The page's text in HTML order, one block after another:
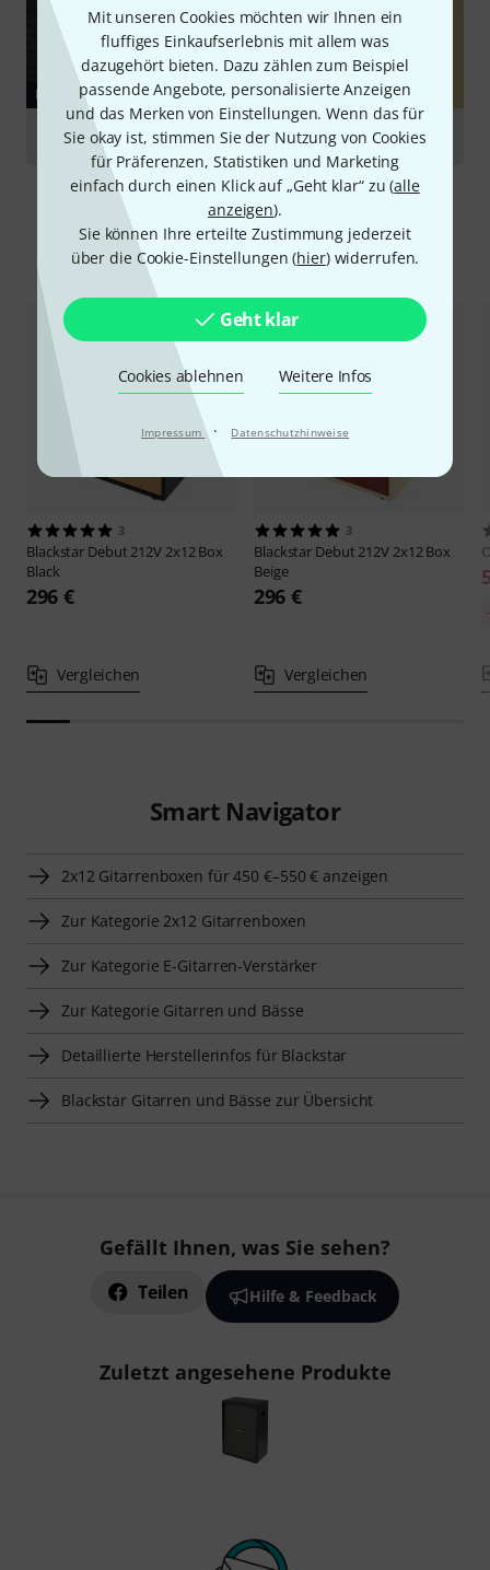
Mit unseren Cookies möchten wir Ihnen ein
fluffiges Einkaufserlebnis mit allem was
dazugehört bieten. Dazu zählen zum Beispiel
passende Angebote, personalisierte Anzeigen
und das Merken von Einstellungen. Wenn das für
Sie okay ist, stimmen Sie der Nutzung von Cookies
für Präferenzen, Statistiken und Marketing
einfach durch einen Klick auf „Geht klar“ zu (alle
anzeigen).
Sie können Ihre erteilte Zustimmung jederzeit
über die Cookie-Einstellungen (hier) widerrufen.
Geht klar
Cookies ablehnen Weitere Infos
Impressum · Datenschutzhinweise
RATGEBER
Röhrentopteile
Alternativen vergleichen
3
Blackstar Debut 212V 2x12 Box
Black
296 €
Vergleichen
3
Blackstar Debut 212V 2x12 Box
Beige
296 €
Vergleichen
Smart Navigator
2x12 Gitarrenboxen für 450 €–550 € anzeigen
Zur Kategorie 2x12 Gitarrenboxen
Zur Kategorie E-Gitarren-Verstärker
Zur Kategorie Gitarren und Bässe
Detaillierte Herstellerinfos für Blackstar
Blackstar Gitarren und Bässe zur Übersicht
Gefällt Ihnen, was Sie sehen?
Teilen Hilfe & Feedback
Zuletzt angesehene Produkte